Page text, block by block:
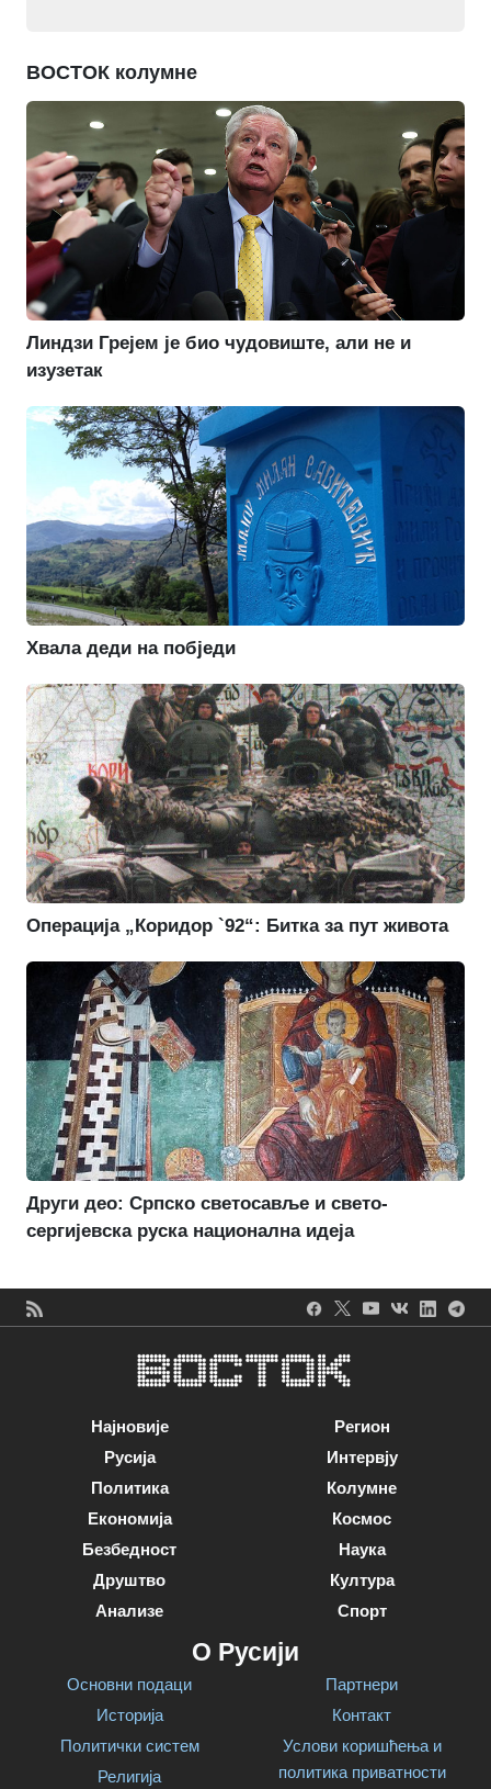
ВОСТОК колумне
Линдзи Грејем је био чудовиште, али не и
изузетак
Хвала деди на побједи
Операција „Коридор `92“: Битка за пут живота
Други део: Српско светосавље и свето-
сергијевска руска национална идеја
Најновије
Русија
Политика
Економија
Безбедност
Друштво
Анализе
Регион
Интервју
Колумне
Космос
Наука
Култура
Спорт
О Русији
Основни подаци
Историја
Политички систем
Религија
Партнери
Контакт
Услови коришћења и
политика приватности